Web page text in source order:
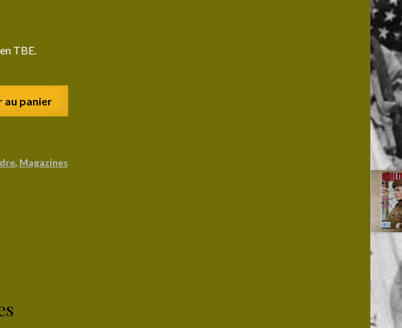
TBE.
au panier
, Magazines